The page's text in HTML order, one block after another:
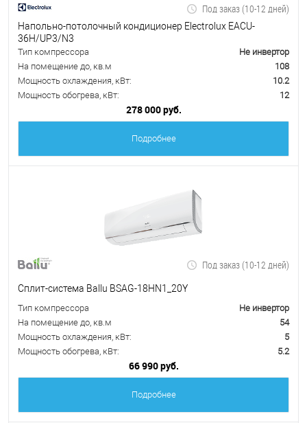
Под заказ (10-12 дней)
Напольно-потолочный кондиционер Electrolux EACU-
36H/UP3/N3
Тип компрессора
Не инвертор
На помещение до, кв.м
108
Мощность охлаждения, кВт:
10.2
Мощность обогрева, кВт:
12
278 000 руб.
Подробнее
Под заказ (10-12 дней)
Сплит-система Ballu BSAG-18HN1_20Y
Тип компрессора
Не инвертор
На помещение до, кв.м
54
Мощность охлаждения, кВт:
5
Мощность обогрева, кВт:
5.2
66 990 руб.
Подробнее